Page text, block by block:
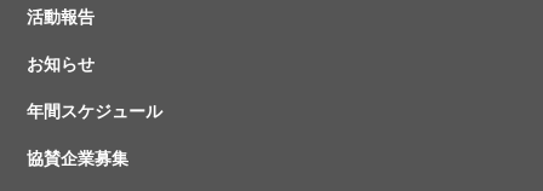
活動報告
お知らせ
年間スケジュール
協賛企業募集